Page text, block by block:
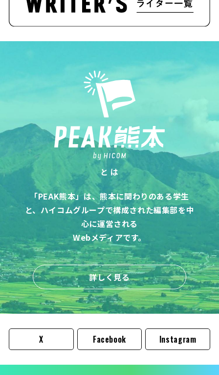
と は
「PEAK熊本」は、熊本に関わりのある学生
と、 ハイコムグループで構成された編集部を中
心に運営される
Webメディアです。
詳しく見る
X Facebook Instagram